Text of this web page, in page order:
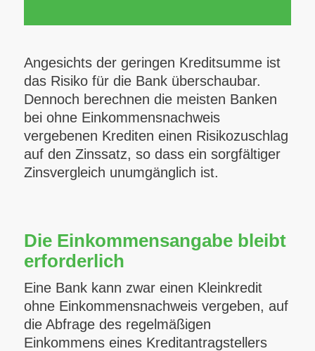
Angesichts der geringen Kreditsumme ist
das Risiko für die Bank überschaubar.
Dennoch berechnen die meisten Banken
bei ohne Einkommensnachweis
vergebenen Krediten einen Risikozuschlag
auf den Zinssatz, so dass ein sorgfältiger
Zinsvergleich unumgänglich ist.
Die Einkommensangabe bleibt
erforderlich
Eine Bank kann zwar einen Kleinkredit
ohne Einkommensnachweis vergeben, auf
die Abfrage des regelmäßigen
Einkommens eines Kreditantragstellers